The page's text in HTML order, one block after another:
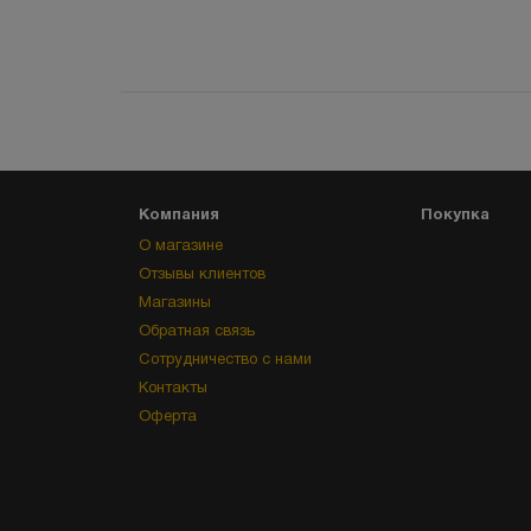
Компания
О магазине
Отзывы клиентов
Магазины
Обратная связь
Сотрудничество с нами
Контакты
Оферта
Покупка